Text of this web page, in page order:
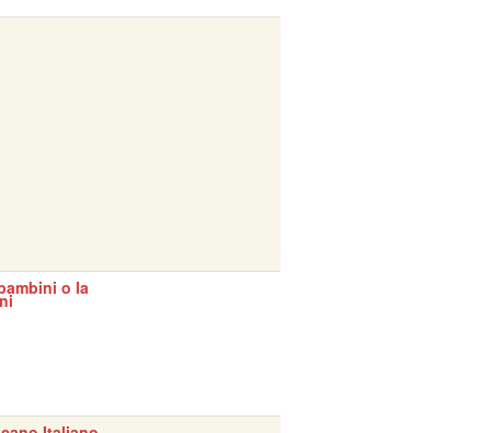
o la